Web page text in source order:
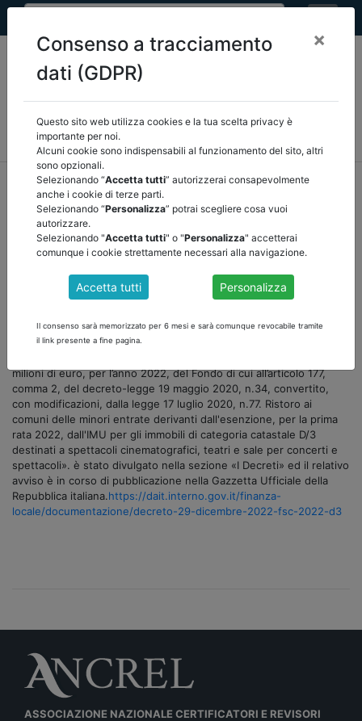
MEF FINANZA LOCALE/OSSERVATORIO
NORMATIVA
CORTE DEI CONTI E GIURISPRUDENZA
home documenti pubblici
finanza locale/osservatorio
/torna indietro
DOCUMENTI PUBBLICI
COMUNICATO DEL 16 gennaio 2023
Il decreto del Ministro dell'interno, di concerto con il Ministro
dell'economia e delle finanze, del 29 dicembre 2022, con il relativo
milioni di euro, per l’anno 2022, del Fondo di cui all’articolo 177,
comma 2, del decreto-legge 19 maggio 2020, n.34, convertito,
con modificazioni, dalla legge 17 luglio 2020, n.77. Ristoro ai
comuni delle minori entrate derivanti dall'esenzione, per la prima
rata 2022, dall'IMU per gli immobili di categoria catastale D/3
destinati a spettacoli cinematografici, teatri e sale per concerti e
spettacoli». è stato divulgato nella sezione «I Decreti» ed il relativo
avviso è in corso di pubblicazione nella Gazzetta Ufficiale della
Repubblica italiana.https://dait.interno.gov.it/finanza-
locale/documentazione/decreto-29-dicembre-2022-fsc-2022-d3
ASSOCIAZIONE NAZIONALE CERTIFICATORI E REVISORI
Consenso a tracciamento
dati (GDPR)
×
Questo sito web utilizza cookies e la tua scelta privacy è
importante per noi.
Alcuni cookie sono indispensabili al funzionamento del sito, altri
sono opzionali.
Selezionando “Accetta tutti” autorizzerai consapevolmente
anche i cookie di terze parti.
Selezionando “Personalizza” potrai scegliere cosa vuoi
autorizzare.
Selezionando "Accetta tutti" o "Personalizza" accetterai
comunque i cookie strettamente necessari alla navigazione.
Accetta tutti Personalizza
Il consenso sarà memorizzato per 6 mesi e sarà comunque revocabile tramite
il link presente a fine pagina.